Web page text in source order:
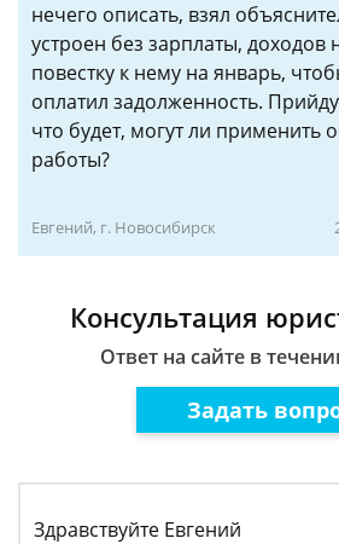
нечего описать, взял
устроен без зарплаты, доходов
повестку к нему на январь,
оплатил задолженность.
что будет, могут ли применить
работы?
Евгений, г. Новосибирск
Консультация
Ответ на сайте в
Задать
Здравствуйте Евгений